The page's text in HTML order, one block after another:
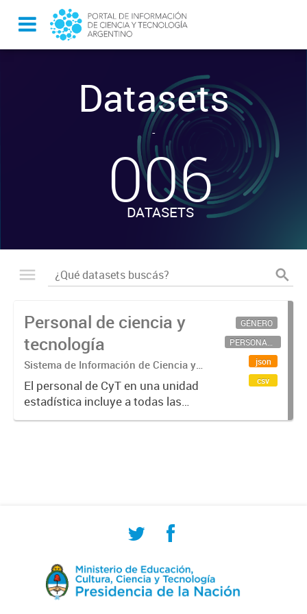
Datasets
-
006
DATASETS
Personal de ciencia y
tecnología
Sistema de Información de Ciencia y
Tecnología Argentino (SICYTAR)
El personal de CyT en una unidad
estadística incluye a todas las
personas involucradas
GÉNERO
PERSONAL CIENTÍFICO-TECNOLÓGICO
json
csv